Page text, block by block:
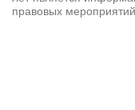
правовых